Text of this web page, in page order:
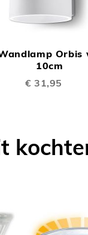
Orbis
10cm
€ 31,95
Winkelwagen